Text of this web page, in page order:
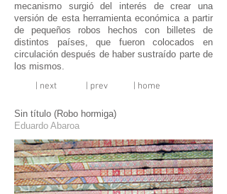
mecanismo surgió del interés de crear una
versión de esta herramienta económica a partir
de pequeños robos hechos con billetes de
distintos países, que fueron colocados en
circulación después de haber sustraído parte de
los mismos.
| next | prev | home
Sin título (Robo hormiga)
Eduardo Abaroa